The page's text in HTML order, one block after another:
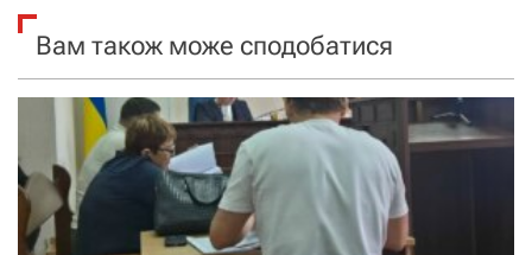
і
я
а
п
Вам також може сподобатися